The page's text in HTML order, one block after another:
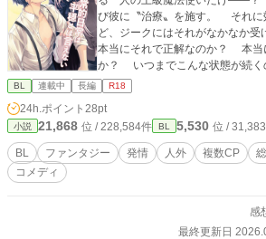
び彼に〝治療〟を施す。 それに
ど、ジークにはそれがなかなか受け入
本当にそれで正解なのか？ 本当
か？ いつまでこんな状態が続くのか？ 性悪魔法
を吐くように嘘をつく。 何故っ
から――。 ―――― ※BL×ファンタジー×コメディ？【不定
期連載です】 主人公総受けなた
ります。 場合により脇CPのお
世界観◆ 人間の他に、魔法使い
ど、様々な種族が共存する世界。
◆ ・名前…年齢（人間換算）/
grid）…25/180cm位 青みがかっ
BL 連載中 長編 R18
24h.ポイント 28pt
小説 21,868 位 / 228,584件 BL 5,530 位 /
BL ファンタジー 発情 人外 複数CP
コメディ
感
最終更新日